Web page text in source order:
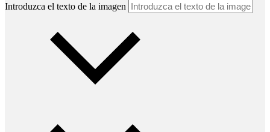
Introduzca el texto de la imagen